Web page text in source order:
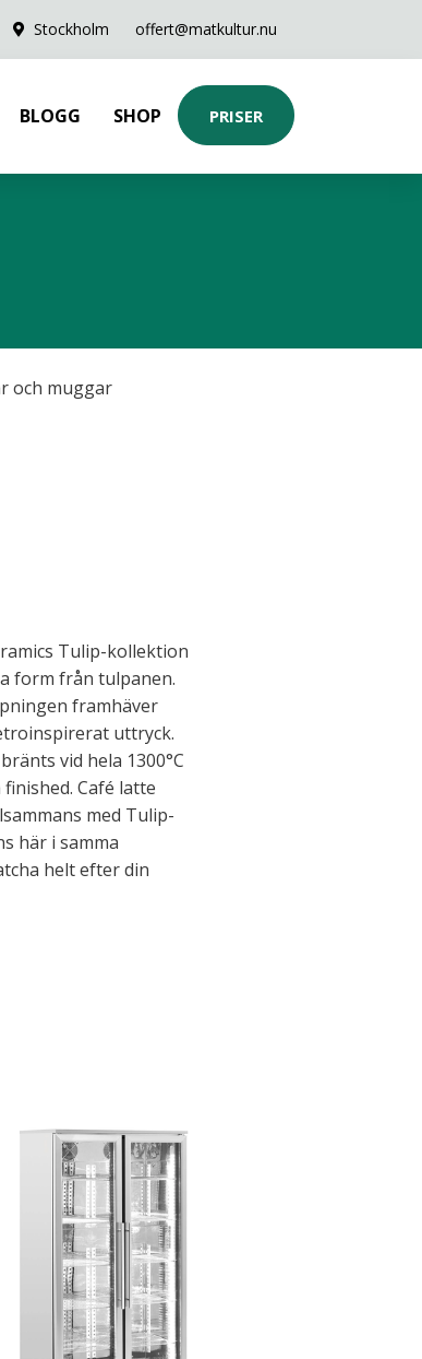
Stockholm offert@matkultur.nu
BLOGG SHOP PRISER
och muggar
Tulip-kollektion
form från tulpanen.
framhäver
uttryck.
vid hela 1300°C
Café latte
med Tulip-
här i samma
helt efter din